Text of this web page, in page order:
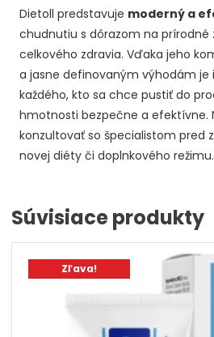
Dietoll predstavuje moderný a
chudnutiu s dôrazom na prírodné
celkového zdravia. Vďaka jeho
a jasne definovaným výhodám je
každého, kto sa chce pustiť do
hmotnosti bezpečne a efektívne.
konzultovať so špecialistom pred
novej diéty či doplnkového režimu.
Súvisiace produkty
Zľava!